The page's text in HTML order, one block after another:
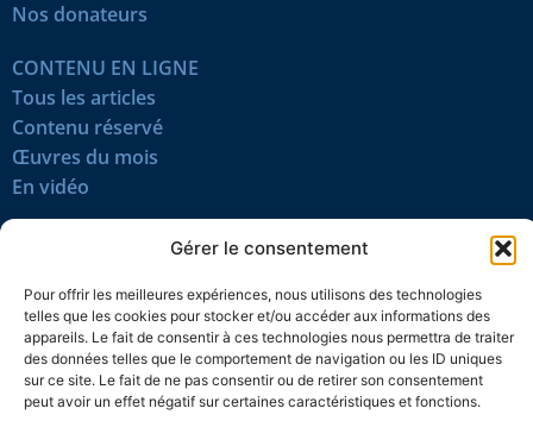
Gérer le consentement
Pour offrir les meilleures expériences, nous utilisons des technologies
telles que les cookies pour stocker et/ou accéder aux informations des
appareils. Le fait de consentir à ces technologies nous permettra de traiter
des données telles que le comportement de navigation ou les ID uniques
sur ce site. Le fait de ne pas consentir ou de retirer son consentement
peut avoir un effet négatif sur certaines caractéristiques et fonctions.
Nos donateurs
CONTENU EN LIGNE
Tous les articles
Contenu réservé
Œuvres du mois
En vidéo
SUIVEZ-NOUS
Confidentialité Témoins Mentions légales Plan du site